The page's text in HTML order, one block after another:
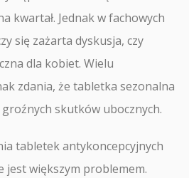
kwartał. Jednak w fachowych
się zażarta dyskusja, czy
dla kobiet. Wielu
zdania, że tabletka sezonalna
groźnych skutków ubocznych.
tabletek antykoncepcyjnych
większym problemem.